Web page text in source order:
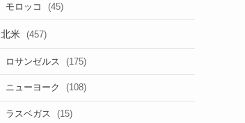
モロッコ (45)
北米 (457)
ロサンゼルス (175)
ニューヨーク (108)
ラスベガス (15)